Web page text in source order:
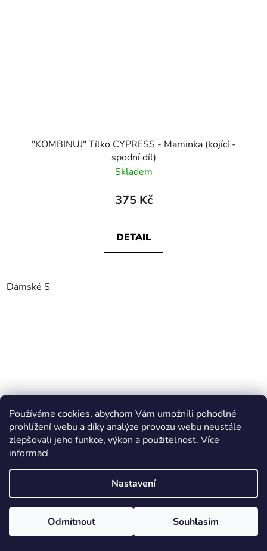
Používáme cookies, abychom Vám umožnili pohodlné
prohlížení webu a díky analýze provozu webu neustále
zlepšovali jeho funkce, výkon a použitelnost. Více
informací
Nastavení
Odmítnout Souhlasím
"KOMBINUJ" Tílko CYPRESS - Maminka (kojící -
spodní díl)
Skladem
375 Kč
DETAIL
Dámské S